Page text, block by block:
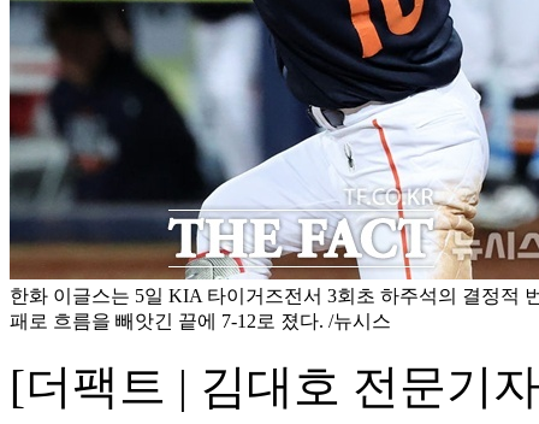
한화 이글스는 5일 KIA 타이거즈전서 3회초 하주석의 결정적
패로 흐름을 빼앗긴 끝에 7-12로 졌다. /뉴시스
[더팩트 | 김대호 전문기